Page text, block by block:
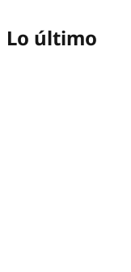
Lo último